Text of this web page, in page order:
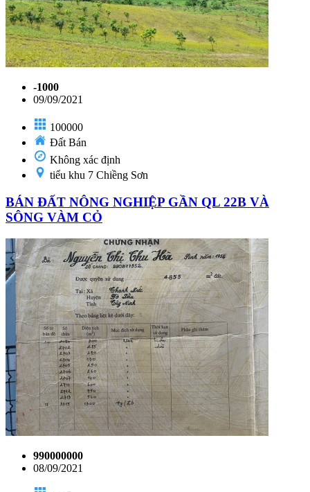
-1000
09/09/2021
100000
Đất Bán
Không xác định
tiểu khu 7 Chiềng Sơn
BÁN ĐẤT NÔNG NGHIỆP GẦN QL 22B VÀ
SÔNG VÀM CỎ
990000000
08/09/2021